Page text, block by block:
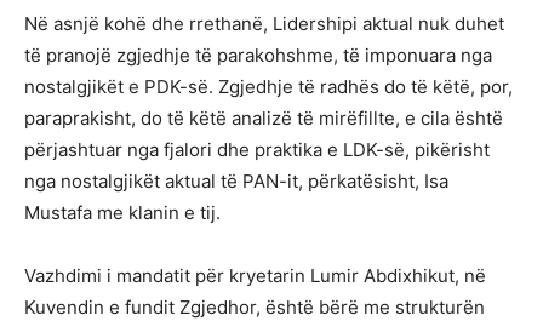
Në asnjë kohë dhe rrethanë, Lidershipi aktual nuk duhet
të pranojë zgjedhje të parakohshme, të imponuara nga
nostalgjikët e PDK-së. Zgjedhje të radhës do të këtë, por,
paraprakisht, do të këtë analizë të mirëfillte, e cila është
përjashtuar nga fjalori dhe praktika e LDK-së, pikërisht
nga nostalgjikët aktual të PAN-it, përkatësisht, Isa
Mustafa me klanin e tij.
Vazhdimi i mandatit për kryetarin Lumir Abdixhikut, në
Kuvendin e fundit Zgjedhor, është bërë me strukturën